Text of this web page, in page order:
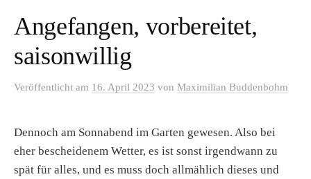
Angefangen, vorbereitet,
saisonwillig
Veröffentlicht am 16. April 2023 von Maximilian Buddenbohm
Dennoch am Sonnabend im Garten gewesen. Also bei
eher bescheidenem Wetter, es ist sonst irgendwann zu
spät für alles, und es muss doch allmählich dieses und